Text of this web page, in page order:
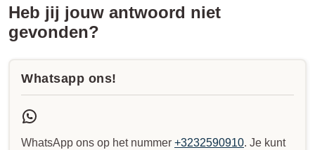
Heb jij jouw antwoord niet
gevonden?
Whatsapp ons!
WhatsApp ons op het nummer +3232590910. Je kunt